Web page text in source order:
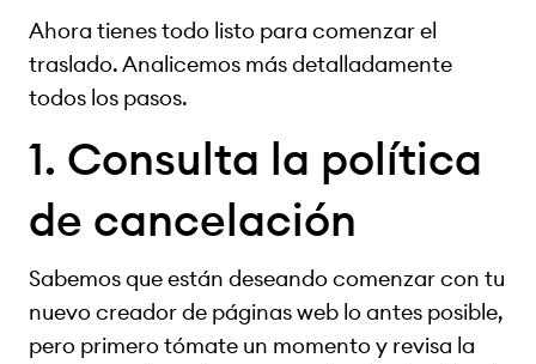
Ahora tienes todo listo para comenzar el
traslado. Analicemos más detalladamente
todos los pasos.
1. Consulta la política
de cancelación
Sabemos que están deseando comenzar con tu
nuevo creador de páginas web lo antes posible,
pero primero tómate un momento y revisa la